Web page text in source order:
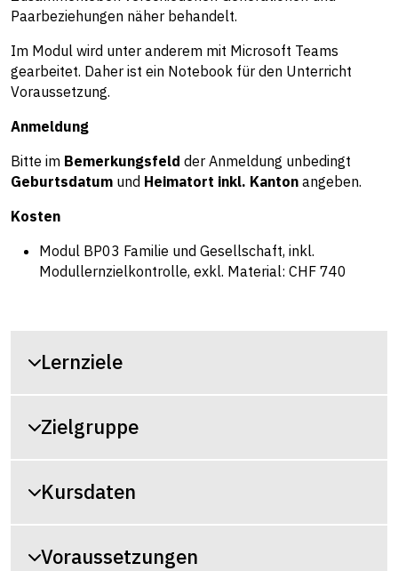
Paarbeziehungen näher behandelt.
Im Modul wird unter anderem mit Microsoft Teams
gearbeitet. Daher ist ein Notebook für den Unterricht
Voraussetzung.
Anmeldung
Bitte im Bemerkungsfeld der Anmeldung unbedingt
Geburtsdatum und Heimatort inkl. Kanton angeben.
Kosten
Modul BP03 Familie und Gesellschaft, inkl.
Modullernzielkontrolle, exkl. Material: CHF 740
Lernziele
Zielgruppe
Kursdaten
Voraussetzungen